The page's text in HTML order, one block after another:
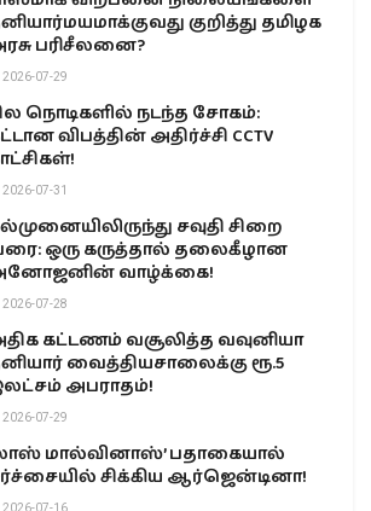
குறித்து தமிழக
பரிசீலனை?
2026-07-29
நொடிகளில் நடந்த சோகம்:
விபத்தின் அதிர்ச்சி CCTV
2026-07-31
சவுதி சிறை
ஒரு கருத்தால் தலைகீழான
வாழ்க்கை!
2026-07-28
கட்டணம் வசூலித்த வவுனியா
வைத்தியசாலைக்கு ரூ.5
அபராதம்!
2026-07-29
மால்வினாஸ்’ பதாகையால்
சிக்கிய ஆர்ஜென்டினா!
2026-07-16